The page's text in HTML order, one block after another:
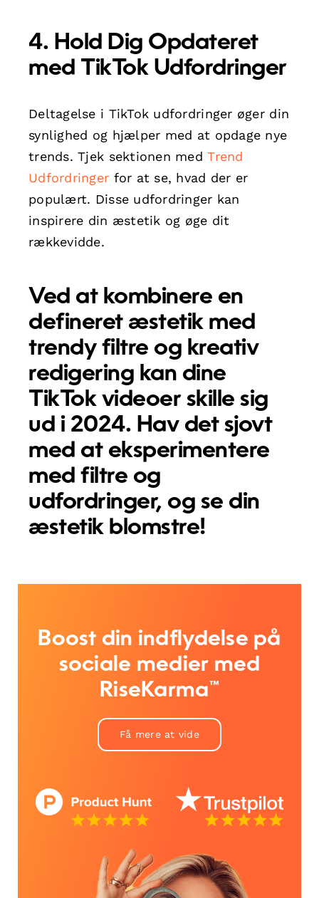
4. Hold Dig Opdateret
med TikTok Udfordringer
Deltagelse i TikTok udfordringer øger din
synlighed og hjælper med at opdage nye
trends. Tjek sektionen medTrend
Udfordringer for at se, hvad der er
populært. Disse udfordringer kan
inspirere din æstetik og øge dit
rækkevidde.
Ved at kombinere en
defineret æstetik med
trendy filtre og kreativ
redigering kan dine
TikTok videoer skille sig
ud i 2024. Hav det sjovt
med at eksperimentere
med filtre og
udfordringer, og se din
æstetik blomstre!
Boost din indflydelse på
sociale medier med
RiseKarma™
Få mere at vide